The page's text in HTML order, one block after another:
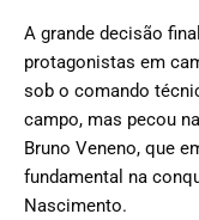
A grande decisão
protagonistas em
sob o comando
campo, mas pecou
Bruno Veneno, que
fundamental na
Nascimento.